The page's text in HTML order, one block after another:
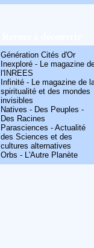
Génération Cités d'Or
Inexploré - Le magazine
l'INREES
Infinité - Le magazine de
spiritualité et des mondes
invisibles
Natives - Des Peuples -
Des Racines
Parasciences - Actualité
des Sciences et des
cultures alternatives
Orbs - L'Autre Planète